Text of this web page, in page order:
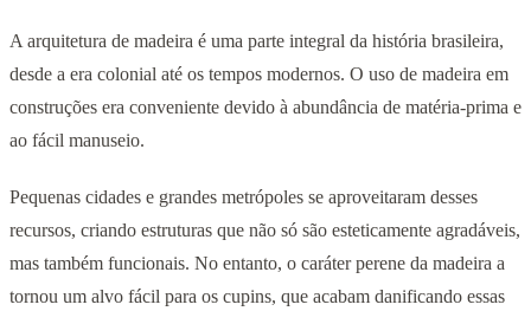
A arquitetura de madeira é uma parte integral da história brasileira,
desde a era colonial até os tempos modernos. O uso de madeira em
construções era conveniente devido à abundância de matéria-prima e
ao fácil manuseio.
Pequenas cidades e grandes metrópoles se aproveitaram desses
recursos, criando estruturas que não só são esteticamente agradáveis,
mas também funcionais. No entanto, o caráter perene da madeira a
tornou um alvo fácil para os cupins, que acabam danificando essas